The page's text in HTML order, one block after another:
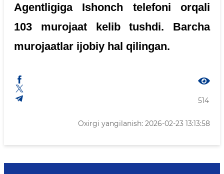
Agentligiga Ishonch telefoni orqali
103 murojaat kelib tushdi. Barcha
murojaatlar ijobiy hal qilingan.
514
Oxirgi yangilanish: 2026-02-23 13:13:58